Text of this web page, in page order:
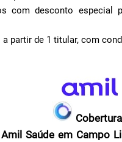
com desconto especial
a partir de 1 titular, com
Saúde em Campo